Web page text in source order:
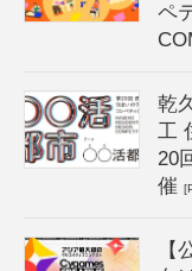
ペ
乾
工
20
催